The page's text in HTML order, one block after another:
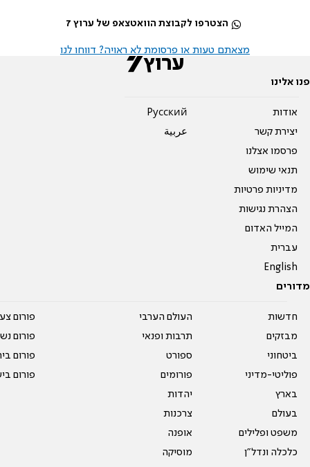
הצטרפו לקבוצת הוואטצאפ של ערוץ 7
מצאתם טעות או פרסומת לא ראויה? דווחו לנו
פנו אלינו
אודות
יצירת קשר
פרסמו אצלנו
תנאי שימוש
מדיניות פרטיות
הצהרת נגישות
המייל האדום
עברית
English
Pусский
عربية
מדורים
חדשות
מבזקים
ביטחוני
פוליטי-מדיני
בארץ
בעולם
משפט ופלילים
כלכלה ונדל"ן
העולם הערבי
תרבות ופנאי
ספורט
פורומים
יהדות
צרכנות
אופנה
מוסיקה
פורום
פורום
פורום
פורום